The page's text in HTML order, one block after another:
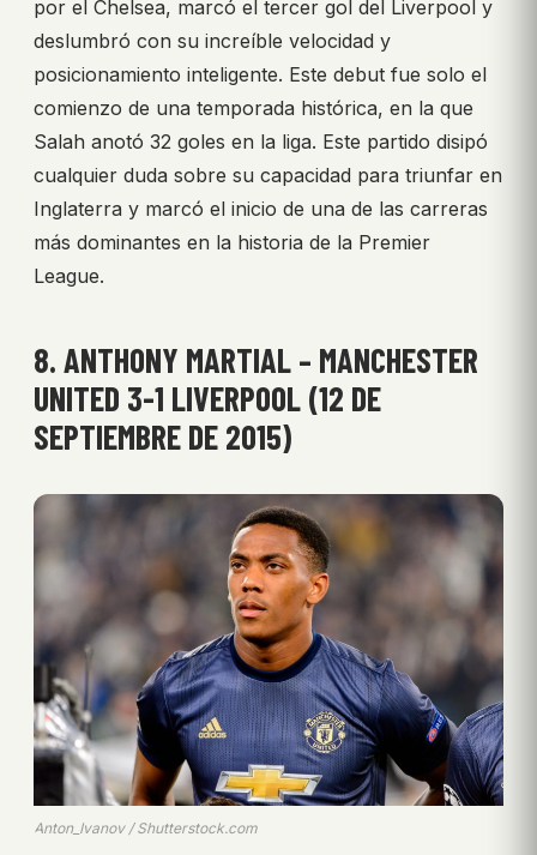
por el Chelsea, marcó el tercer gol del Liverpool y
deslumbró con su increíble velocidad y
posicionamiento inteligente. Este debut fue solo el
comienzo de una temporada histórica, en la que
Salah anotó 32 goles en la liga. Este partido disipó
cualquier duda sobre su capacidad para triunfar en
Inglaterra y marcó el inicio de una de las carreras
más dominantes en la historia de la Premier
League.
8. ANTHONY MARTIAL – MANCHESTER
UNITED 3-1 LIVERPOOL (12 DE
SEPTIEMBRE DE 2015)
Anton_Ivanov / Shutterstock.com